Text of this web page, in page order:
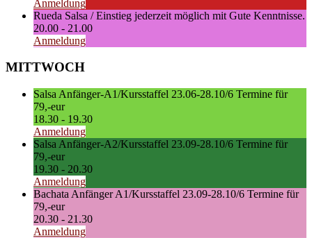
Anmeldung
Rueda Salsa / Einstieg jederzeit möglich mit Gute Kenntnisse.
20.00 - 21.00
Anmeldung
MITTWOCH
Salsa Anfänger-A1/Kursstaffel 23.06-28.10/6 Termine für
79,-eur
18.30 - 19.30
Anmeldung
Salsa Anfänger-A2/Kursstaffel 23.09-28.10/6 Termine für
79,-eur
19.30 - 20.30
Anmeldung
Bachata Anfänger A1/Kursstaffel 23.09-28.10/6 Termine für
79,-eur
20.30 - 21.30
Anmeldung